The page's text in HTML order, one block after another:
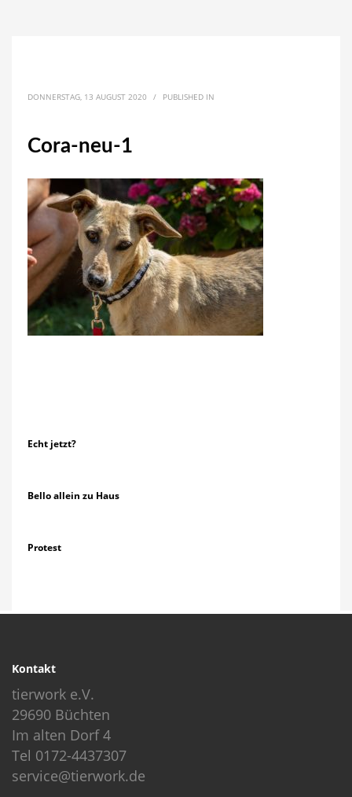
DONNERSTAG, 13 AUGUST 2020 / PUBLISHED IN
Cora-neu-1
Echt jetzt?
Bello allein zu Haus
Protest
Kontakt
tierwork e.V.
29690 Büchten
Im alten Dorf 4
Tel 0172-4437307
service@tierwork.de